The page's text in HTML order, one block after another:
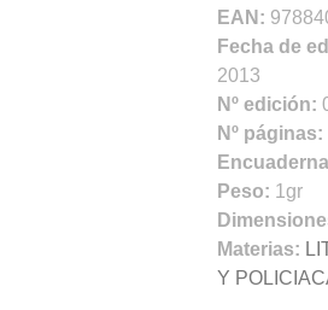
EAN:
Fecha de
2013
Nº edición:
Nº páginas:
Peso: 1gr
Materias:
Y